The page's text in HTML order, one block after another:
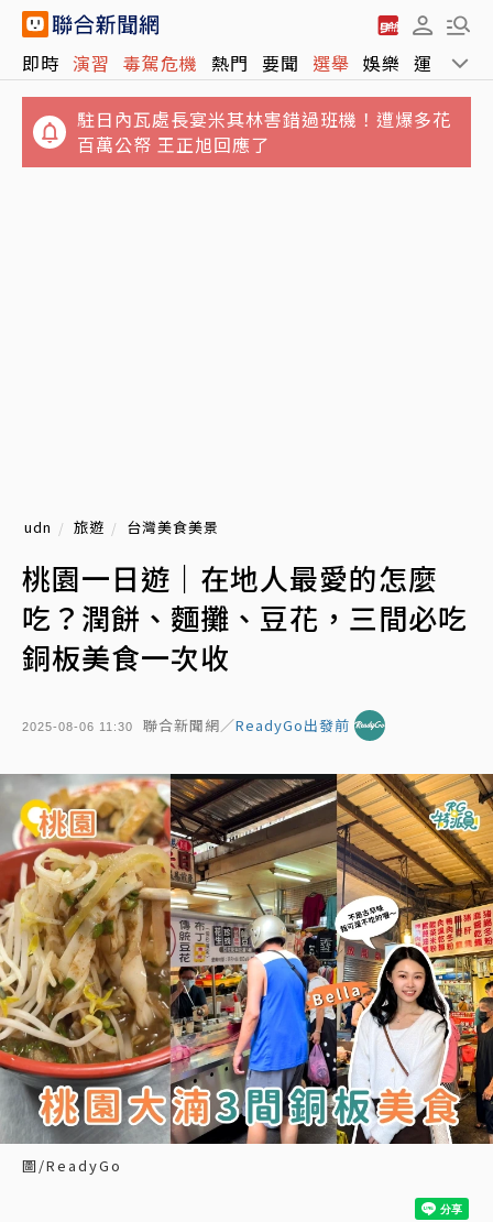
即時 演習 毒駕危機 熱門 要聞 選舉 娛樂 運動 全
駐日內瓦處長宴米其林害錯過班機！遭爆多花
百萬公帑 王正旭回應了
udn 旅遊 台灣美食美景
桃園一日遊｜在地人最愛的怎麼
吃？潤餅、麵攤、豆花，三間必吃
銅板美食一次收
2025-08-06 11:30 聯合新聞網／ReadyGo出發前
圖/ReadyGo